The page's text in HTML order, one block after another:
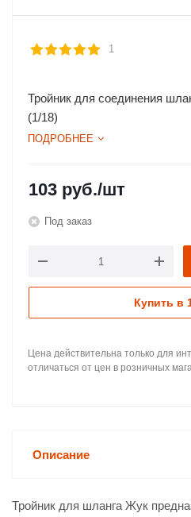
1
Тройник для соединения
(1/18)
ПОДРОБНЕЕ
103 руб./шт
Под заказ
Купить в
Цена действительна только для
отличаться от цен в розничных
Описание
Тройник для шланга Жук